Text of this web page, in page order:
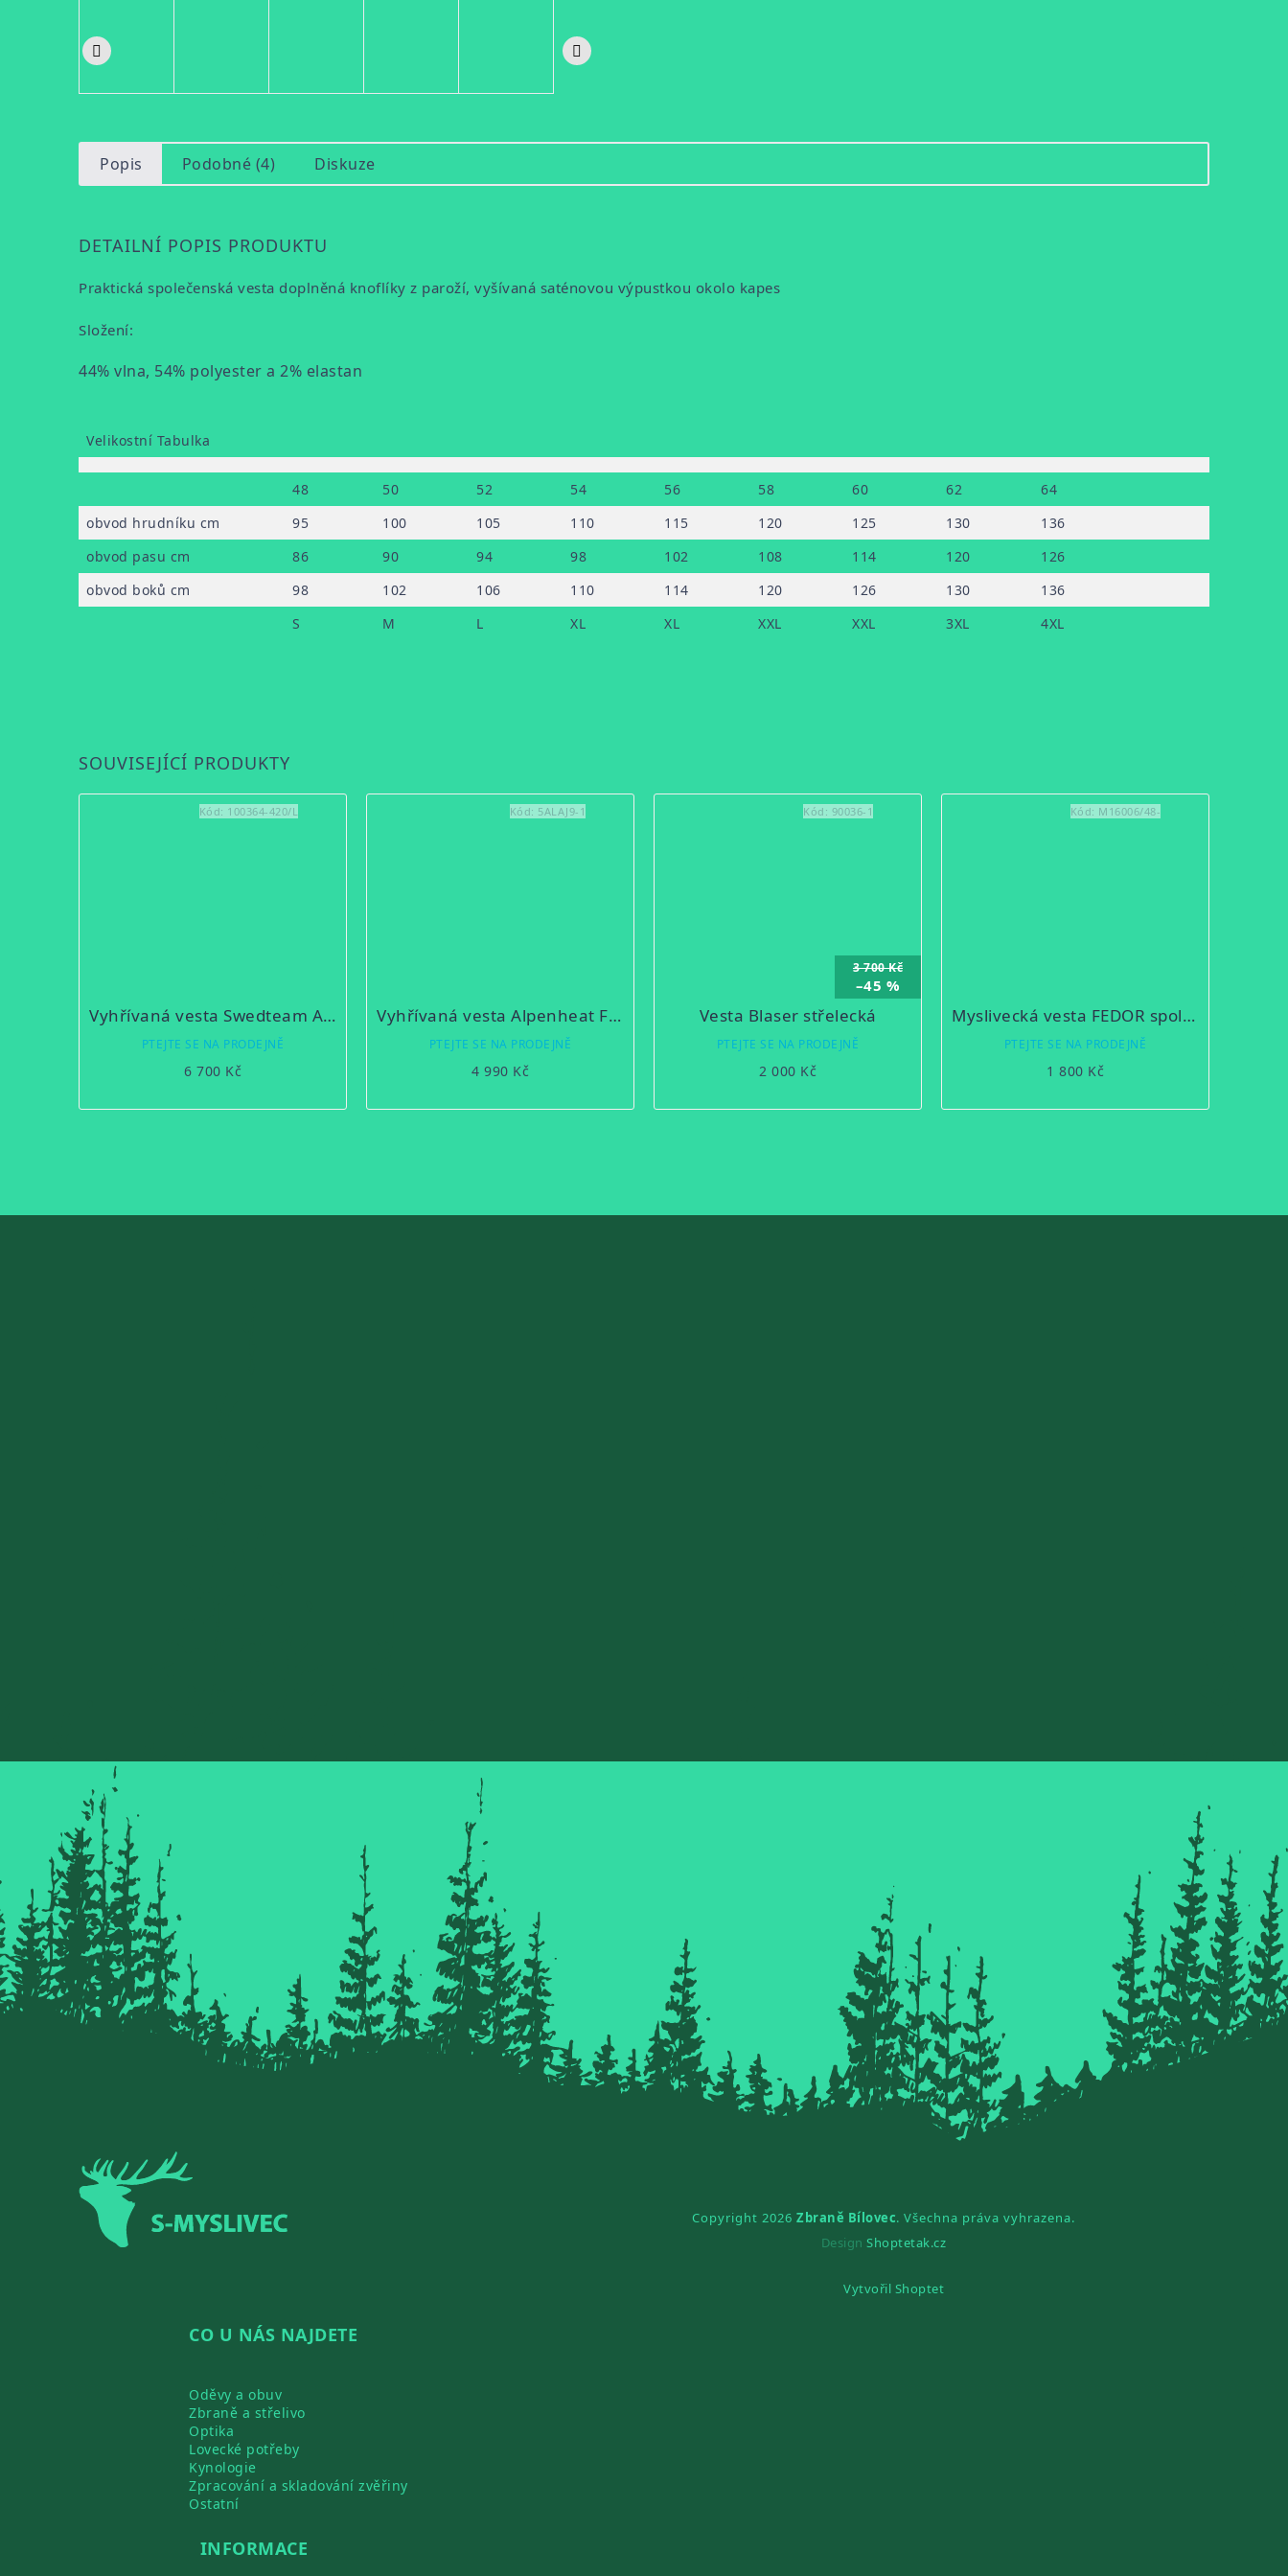
Popis Podobné (4) Diskuze
DETAILNÍ POPIS PRODUKTU
Praktická společenská vesta doplněná knoflíky z paroží, vyšívaná saténovou výpustkou okolo kapes
Složení:
44% vlna, 54% polyester a 2% elastan
Velikostní Tabulka
48 50 52 54 56 58 60 62
64
obvod hrudníku cm
95 100 105 110 115 120 125 130
136
obvod pasu cm
86 90 94 98 102 108 114 120
126
obvod boků cm
98 102 106 110 114 120 126 130
136
S
M L XL XL XXL XXL 3XL 4XL
SOUVISEJÍCÍ PRODUKTY
Vyhřívaná vesta Swedteam Alpha Light PRO M Heat green
PTEJTE SE NA PRODEJNĚ
6 700 Kč
Kód: 100364-420/L
Vyhřívaná vesta Alpenheat FIRE SOFTSHELL
PTEJTE SE NA PRODEJNĚ
4 990 Kč
Kód: 5ALAJ9-1
3 700 Kč
–45 %
Vesta Blaser střelecká
PTEJTE SE NA PRODEJNĚ
2 000 Kč
Kód: 90036-1
Myslivecká vesta FEDOR společenská
PTEJTE SE NA PRODEJNĚ
1 800 Kč
Kód: M16006/48-
CO U NÁS NAJDETE
Oděvy a obuv
Zbraně a střelivo
Optika
Lovecké potřeby
Kynologie
Zpracování a skladování zvěřiny
Ostatní
INFORMACE
Copyright 2026 Zbraně Bílovec. Všechna práva vyhrazena.
DesignShoptetak.cz
Vytvořil Shoptet